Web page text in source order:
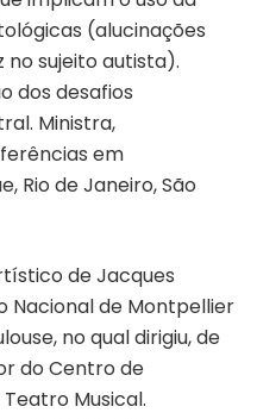
(alucinações
no sujeito autista).
dos desafios
Ministra,
em
Rio de Janeiro, São
de Jacques
Nacional de Montpellier
no qual dirigiu, de
do Centro de
Musical.